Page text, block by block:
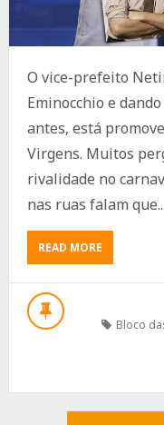
O vice-prefeito
Eminocchio e
antes, está
Virgens. Muitos
rivalidade no
nas ruas falam que...
READ MOREABOUT
RIVALIDADE
NO
DE
MACAÍBA?
Bloco